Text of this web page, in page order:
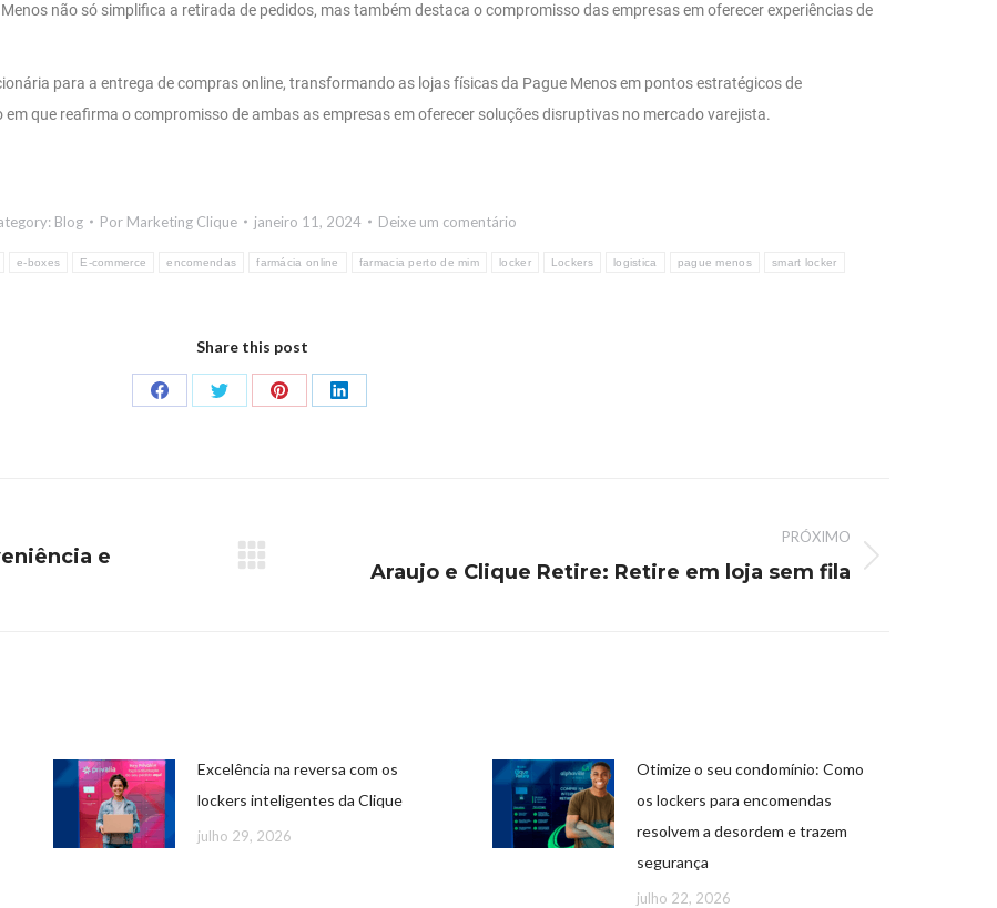
não só simplifica a retirada de pedidos, mas também destaca o compromisso das empresas em oferecer experiências de
para a entrega de compras online, transformando as lojas físicas da Pague Menos em pontos estratégicos de
que reafirma o compromisso de ambas as empresas em oferecer soluções disruptivas no mercado varejista.
Blog Por Marketing Clique janeiro 11, 2024 Deixe um comentário
e-boxes E-commerce encomendas farmácia online farmacia perto de mim locker Lockers logistica pague menos smart locker
Share this post
e
PRÓXIMO
Araujo e Clique Retire: Retire em loja sem fila
Excelência na reversa com os
lockers inteligentes da Clique
julho 29, 2026
Otimize o seu condomínio: Como
os lockers para encomendas
resolvem a desordem e trazem
segurança
julho 22, 2026